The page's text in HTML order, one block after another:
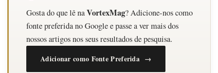
Gosta do que lê naVortexMag? Adicione-nos como
fonte preferida no Google e passe a ver mais dos
nossos artigos nos seus resultados de pesquisa.
Adicionar como Fonte Preferida →